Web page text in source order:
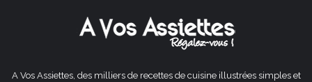
A Vos Assiettes, des milliers de recettes de cuisine illustrées simples et